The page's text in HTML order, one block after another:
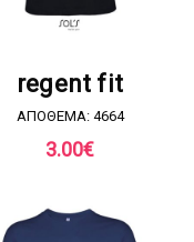
regent fit
ΑΠΟΘΕΜΑ: 4664
3.00€